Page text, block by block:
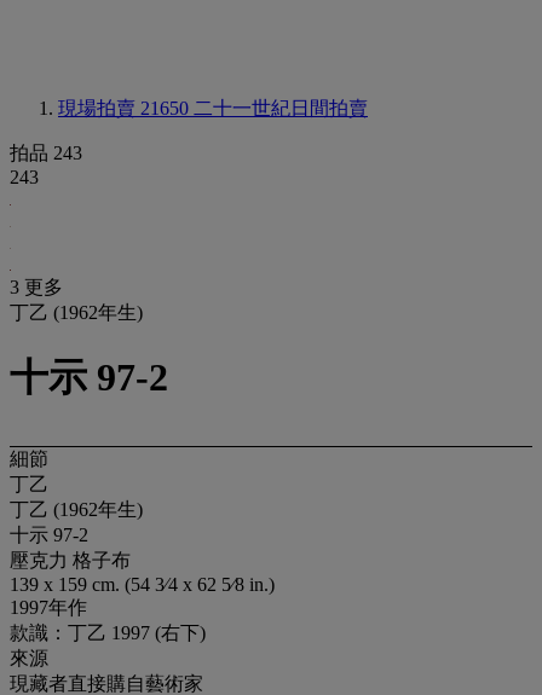
現場拍賣 21650 二十一世紀日間拍賣
拍品 243
243
3 更多
丁乙 (1962年生)
十示 97-2
細節
丁乙
丁乙 (1962年生)
十示 97-2
壓克力 格子布
139 x 159 cm. (54 3⁄4 x 62 5⁄8 in.)
1997年作
款識：丁乙 1997 (右下)
來源
現藏者直接購自藝術家